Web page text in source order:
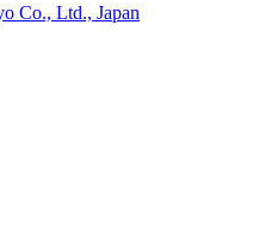
Co., Ltd., Japan